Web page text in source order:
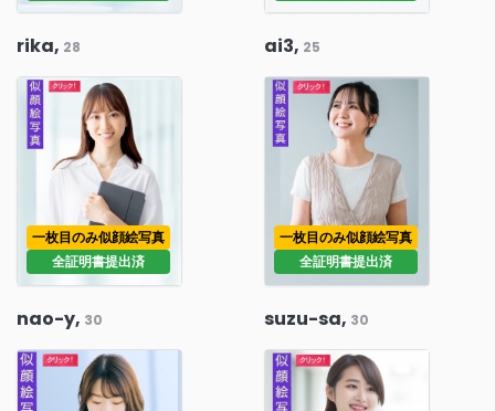
rika, 28 ai3, 25
一枚目のみ似顔絵写真
全証明書提出済
nao-y, 30
一枚目のみ似顔絵写真
全証明書提出済
suzu-sa, 30